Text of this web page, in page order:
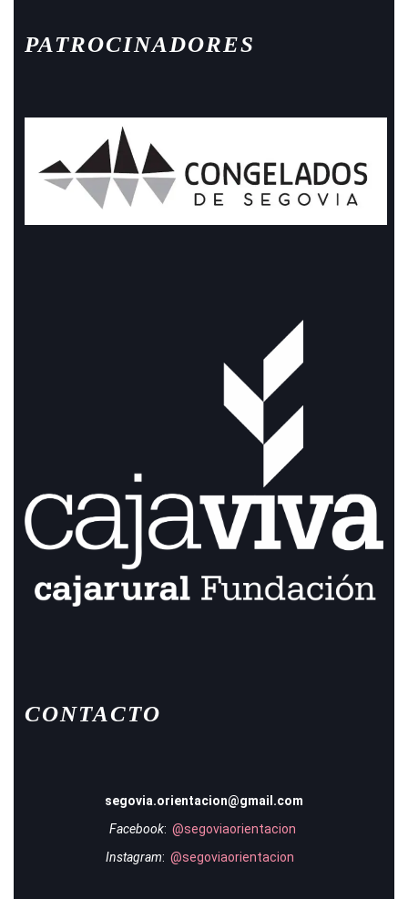
PATROCINADORES
CONTACTO
segovia.orientacion@gmail.com
Facebook: @segoviaorientacion
Instagram: @segoviaorientacion